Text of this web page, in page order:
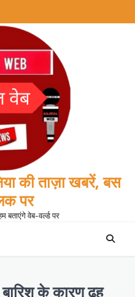
की ताज़ा खबरें, बस
पर
वेब-वर्ल्ड पर
बारिश के कारण ढह